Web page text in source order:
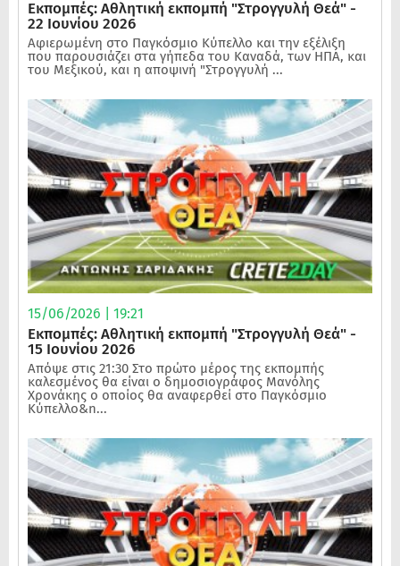
Εκπομπές: Αθλητική εκπομπή "Στρογγυλή Θεά" -
22 Ιουνίου 2026
Αφιερωμένη στο Παγκόσμιο Κύπελλο και την εξέλιξη
που παρουσιάζει στα γήπεδα του Καναδά, των ΗΠΑ, και
του Μεξικού, και η αποψινή "Στρογγυλή ...
15/06/2026 | 19:21
Εκπομπές: Αθλητική εκπομπή "Στρογγυλή Θεά" -
15 Ιουνίου 2026
Απόψε στις 21:30 Στο πρώτο μέρος της εκπομπής
καλεσμένος θα είναι ο δημοσιογράφος Μανόλης
Χρονάκης ο οποίος θα αναφερθεί στο Παγκόσμιο
Κύπελλο&n...